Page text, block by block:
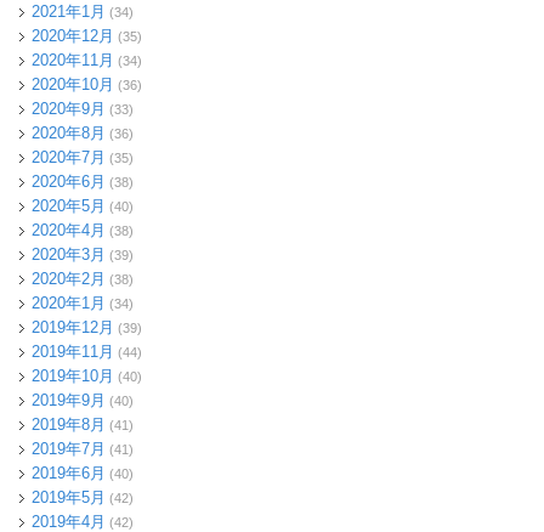
2021年1月 (34)
2020年12月 (35)
2020年11月 (34)
2020年10月 (36)
2020年9月 (33)
2020年8月 (36)
2020年7月 (35)
2020年6月 (38)
2020年5月 (40)
2020年4月 (38)
2020年3月 (39)
2020年2月 (38)
2020年1月 (34)
2019年12月 (39)
2019年11月 (44)
2019年10月 (40)
2019年9月 (40)
2019年8月 (41)
2019年7月 (41)
2019年6月 (40)
2019年5月 (42)
2019年4月 (42)